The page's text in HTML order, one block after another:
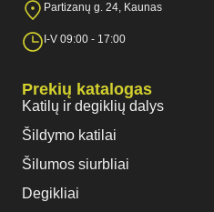
Partizanų g. 24, Kaunas
I-V 09:00 - 17:00
Prekių katalogas
Katilų ir degiklių dalys
Šildymo katilai
Šilumos siurbliai
Degikliai